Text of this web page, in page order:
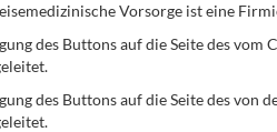
Vorsorge ist eine
des Buttons auf die Seite des
des Buttons auf die Seite des von